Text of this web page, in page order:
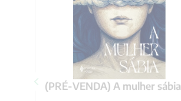
(PRÉ-VENDA) A mulher sábia